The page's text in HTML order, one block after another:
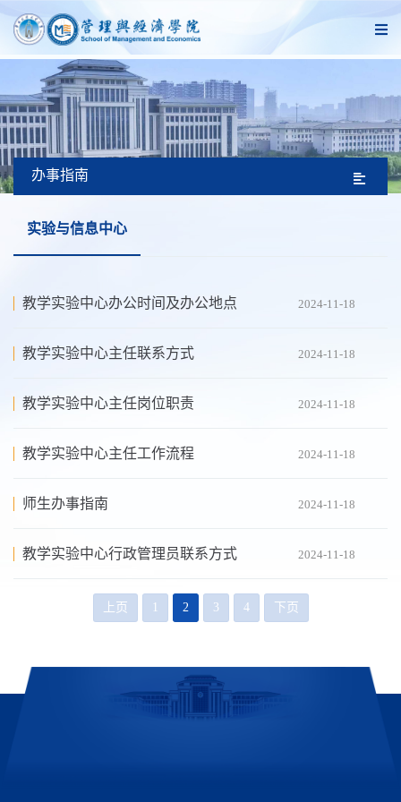
办事指南
实验与信息中心
教学实验中心办公时间及办公地点 2024-11-18
教学实验中心主任联系方式 2024-11-18
教学实验中心主任岗位职责 2024-11-18
教学实验中心主任工作流程 2024-11-18
师生办事指南 2024-11-18
教学实验中心行政管理员联系方式 2024-11-18
上页 1 2 3 4 下页